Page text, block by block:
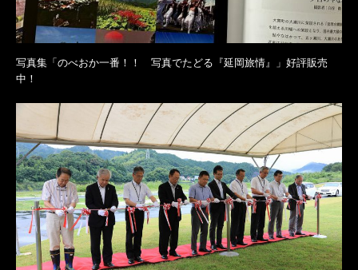
写真集「のべおか一番！！ 写真でたどる『延岡旅情』」好評販売
中！